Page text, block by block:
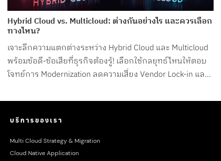
Hybrid Cloud vs. Multicloud: ต่างกันอย่างไร และควรเลือก
ทางไหน?
เจาะลึกความแตกต่างระหว่าง Hybrid Cloud และ Multicloud
พร้อมข้อดี-ข้อเสียที่ธุรกิจต้องรู้! เลือกใช้กลยุทธ์ไหนให้ตอบ
โจทย์การ Modernization ลดความเสี่ยง Vendor Lock-in และ
บริการของเรา
Multi Cloud Strategy & Migration
Cloud Native Application